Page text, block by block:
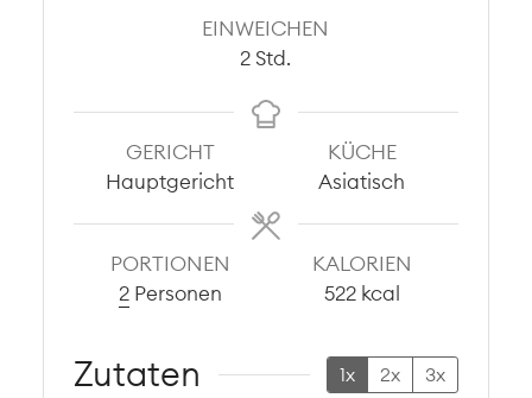
EINWEICHEN
2Stunden
Std.
GERICHT
Hauptgericht
KÜCHE
Asiatisch
PORTIONEN
2 Personen
KALORIEN
522 kcal
Zutaten 1x 2x 3x